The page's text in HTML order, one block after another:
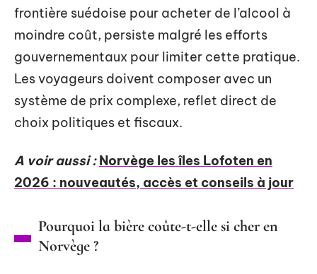
frontière suédoise pour acheter de l’alcool à
moindre coût, persiste malgré les efforts
gouvernementaux pour limiter cette pratique.
Les voyageurs doivent composer avec un
système de prix complexe, reflet direct de
choix politiques et fiscaux.
A voir aussi : Norvège les îles Lofoten en
2026 : nouveautés, accès et conseils à jour
Pourquoi la bière coûte-t-elle si cher en
Norvège ?